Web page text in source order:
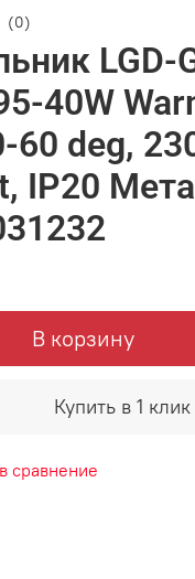
(0)
LGD-
40W
60 deg,
IP20
В корзину
Купить в 1 клик
сравнение